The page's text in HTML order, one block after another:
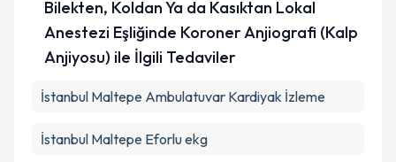
Bilekten, Koldan Ya da Kasıktan Lokal
Anestezi Eşliğinde Koroner Anjiografi (Kalp
Anjiyosu) ile İlgili Tedaviler
İstanbul Maltepe Ambulatuvar Kardiyak İzleme
İstanbul Maltepe Eforlu ekg